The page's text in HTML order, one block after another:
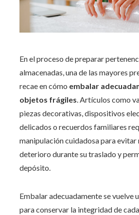
En el proceso de preparar
almacenadas, una de las mayores
recae en cómo embalar
objetos frágiles. Artículos como
piezas decorativas, dispositivos
delicados o recuerdos familiares
manipulación cuidadosa para evitar
deterioro durante su traslado y
depósito.
Embalar adecuadamente se vuelve
para conservar la integridad de